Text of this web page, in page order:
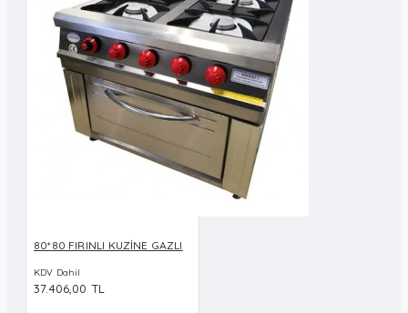
80*80 FIRINLI KUZİNE GAZLI
KDV Dahil
37.406,00 TL